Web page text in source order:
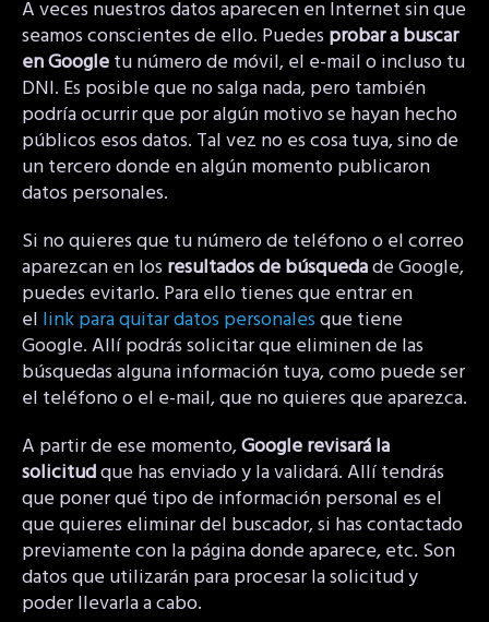
A veces nuestros datos aparecen en Internet sin que
seamos conscientes de ello. Puedes probar a buscar
en Googletu número de móvil, el e-mail o incluso tu
DNI. Es posible que no salga nada, pero también
podría ocurrir que por algún motivo se hayan hecho
públicos esos datos. Tal vez no es cosa tuya, sino de
un tercero donde en algún momento publicaron
datos personales.
Si no quieres que tu número de teléfono o el correo
aparezcan en los resultados de búsquedade Google,
puedes evitarlo. Para ello tienes que entrar en
el link para quitar datos personalesque tiene
Google. Allí podrás solicitar que eliminen de las
búsquedas alguna información tuya, como puede ser
el teléfono o el e-mail, que no quieres que aparezca.
A partir de ese momento,Google revisará la
solicitudque has enviado y la validará. Allí tendrás
que poner qué tipo de información personal es el
que quieres eliminar del buscador, si has contactado
previamente con la página donde aparece, etc. Son
datos que utilizarán para procesar la solicitud y
poder llevarla a cabo.